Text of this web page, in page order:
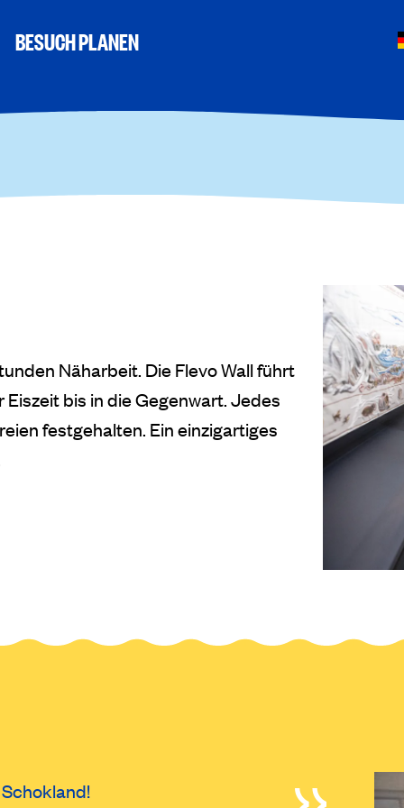
BESUCH PLANEN
Näharbeit. Die Flevo Wall führt
bis in die Gegenwart. Jedes
festgehalten. Ein einzigartiges